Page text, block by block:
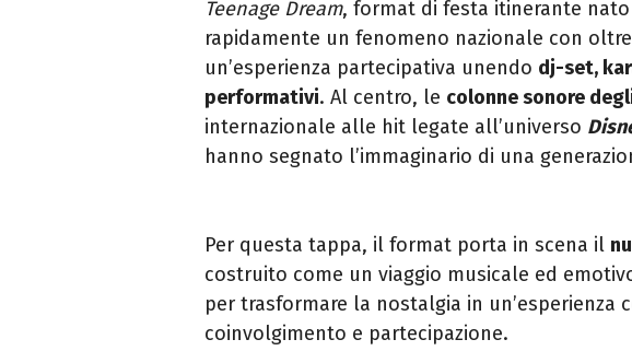
Teenage Dream, format di festa itinerante
rapidamente un fenomeno nazionale con
un’esperienza partecipativa unendo dj-set,
performativi. Al centro, le colonne sonore
internazionale alle hit legate all’universo
hanno segnato l’immaginario di una
Per questa tappa, il format porta in scena il
costruito come un viaggio musicale ed
per trasformare la nostalgia in
coinvolgimento e partecipazione.